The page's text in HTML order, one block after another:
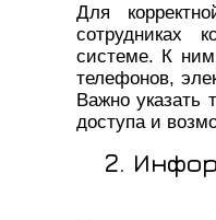
Для
сотрудниках
системе. К ним
телефонов,
Важно указать
доступа и
2.